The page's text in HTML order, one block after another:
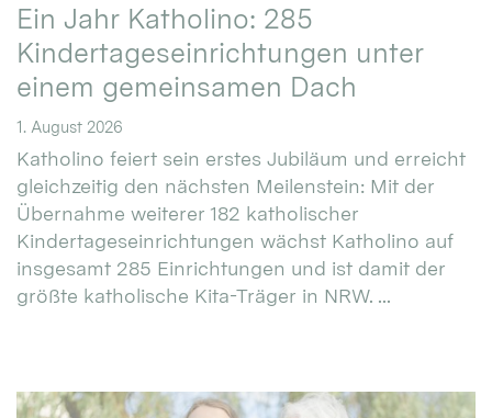
Ein Jahr Katholino: 285
Kindertageseinrichtungen unter
einem gemeinsamen Dach
1. August 2026
Katholino feiert sein erstes Jubiläum und erreicht
gleichzeitig den nächsten Meilenstein: Mit der
Übernahme weiterer 182 katholischer
Kindertageseinrichtungen wächst Katholino auf
insgesamt 285 Einrichtungen und ist damit der
größte katholische Kita-Träger in NRW. ...